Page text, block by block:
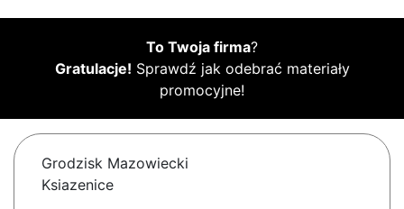
To Twoja firma?
Gratulacje! Sprawdź jak odebrać materiały
promocyjne!
Grodzisk Mazowiecki
Ksiazenice